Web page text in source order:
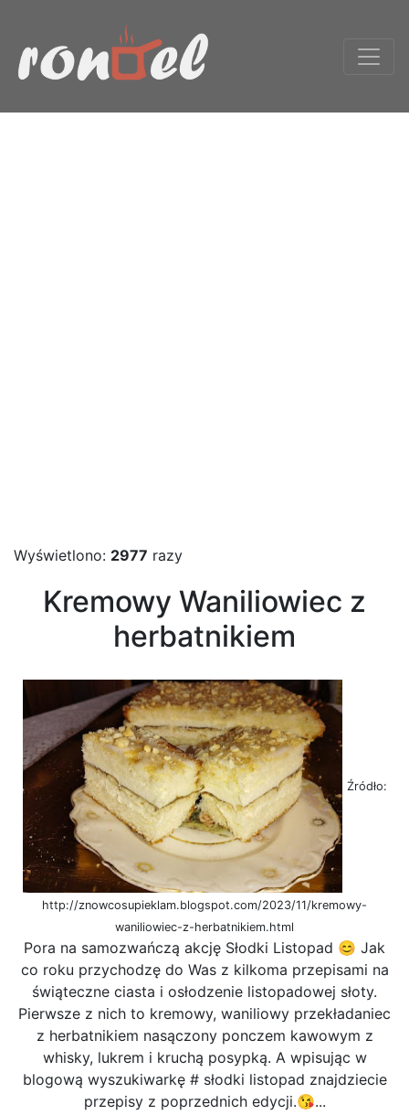
Wyświetlono: 2977 razy
Kremowy Waniliowiec z
herbatnikiem
Źródło:
http://znowcosupieklam.blogspot.com/2023/11/kremowy-
waniliowiec-z-herbatnikiem.html
Pora na samozwańczą akcję Słodki Listopad 😊 Jak
co roku przychodzę do Was z kilkoma przepisami na
świąteczne ciasta i osłodzenie listopadowej słoty.
Pierwsze z nich to kremowy, waniliowy przekładaniec
z herbatnikiem nasączony ponczem kawowym z
whisky, lukrem i kruchą posypką. A wpisując w
blogową wyszukiwarkę # słodki listopad znajdziecie
przepisy z poprzednich edycji.😘...